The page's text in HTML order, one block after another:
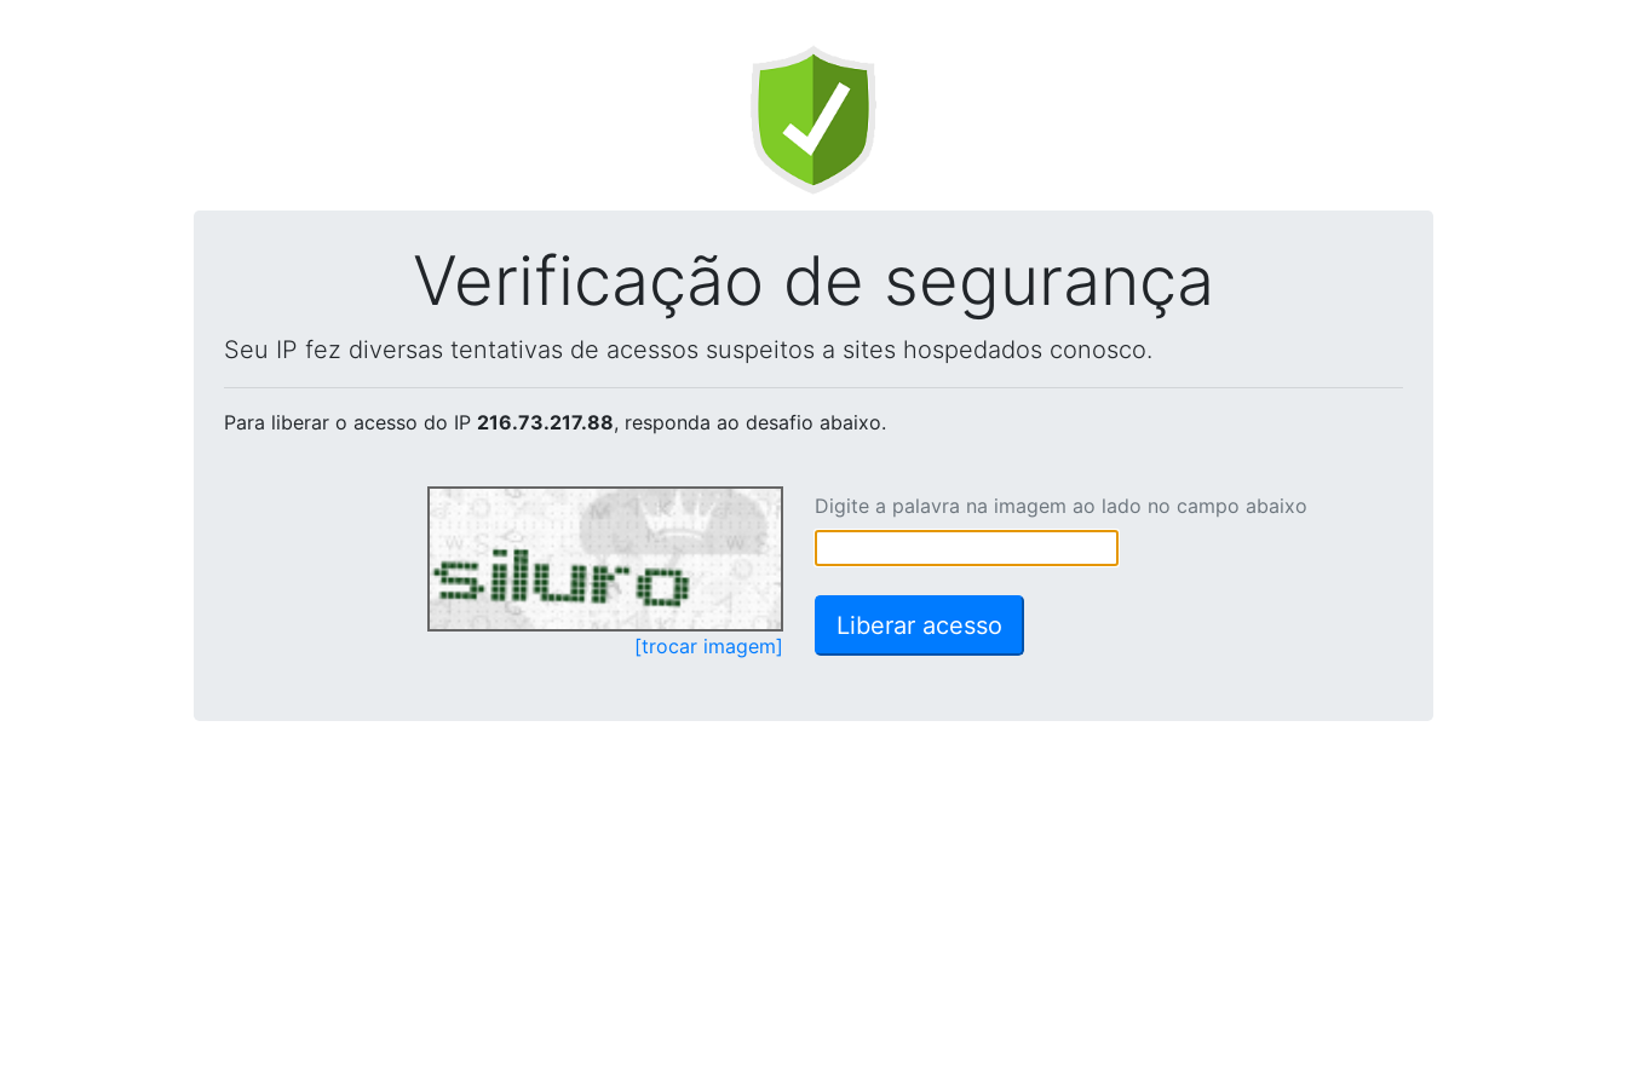
Verificação de segurança
Seu IP fez diversas tentativas de acessos suspeitos a sites hospedados conosco.
Para liberar o acesso do IP 216.73.217.88, responda ao desafio abaixo.
[trocar imagem]
Digite a palavra na imagem ao lado no campo abaixo